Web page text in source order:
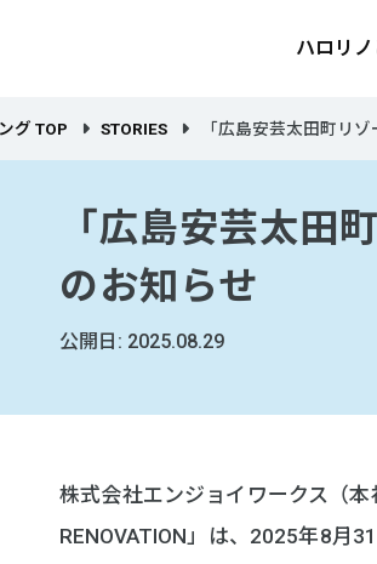
ハロリ
グ TOP STORIES 「広島安芸太田町リゾ
「広島安芸太田
のお知らせ
公開日: 2025.08.29
株式会社エンジョイワークス（
RENOVATION」は、2025年8月